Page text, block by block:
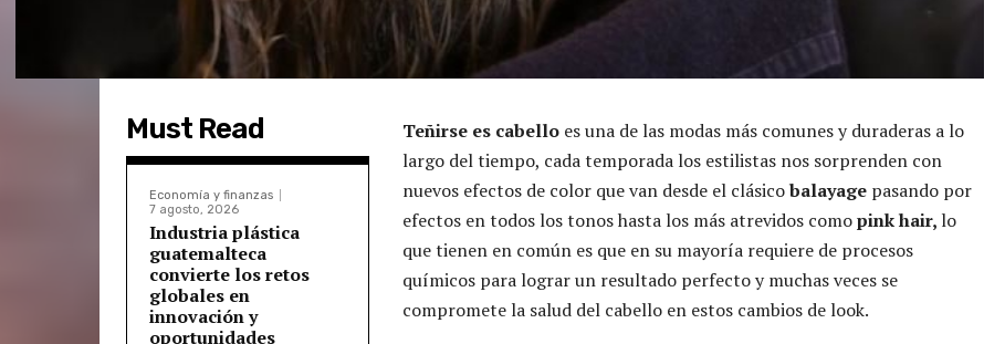
Must Read
Economía y finanzas
7 agosto, 2026
Industria plástica
guatemalteca
convierte los retos
globales en
innovación y
oportunidades
Teñirse es cabello es una de las modas más comunes y duraderas a lo
largo del tiempo, cada temporada los estilistas nos sorprenden con
nuevos efectos de color que van desde el clásicobalayage pasando por
efectos en todos los tonos hasta los más atrevidos comopink hair, lo
que tienen en común es que en su mayoría requiere de procesos
químicos para lograr un resultado perfecto y muchas veces se
compromete la salud del cabello en estos cambios de look.